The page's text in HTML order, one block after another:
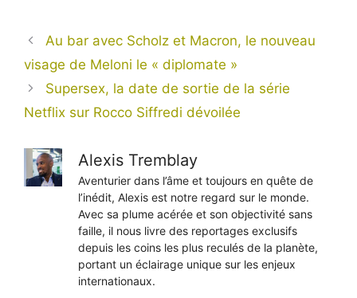
Au bar avec Scholz et Macron, le nouveau
visage de Meloni le « diplomate »
Supersex, la date de sortie de la série
Netflix sur Rocco Siffredi dévoilée
Alexis Tremblay
Aventurier dans l’âme et toujours en quête de
l’inédit, Alexis est notre regard sur le monde.
Avec sa plume acérée et son objectivité sans
faille, il nous livre des reportages exclusifs
depuis les coins les plus reculés de la planète,
portant un éclairage unique sur les enjeux
internationaux.